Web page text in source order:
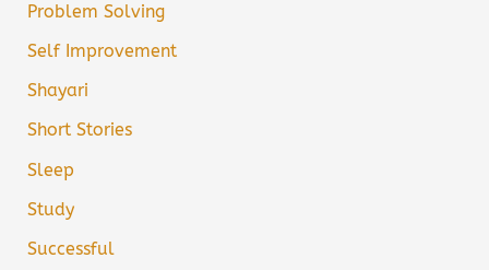
Problem Solving
Self Improvement
Shayari
Short Stories
Sleep
Study
Successful